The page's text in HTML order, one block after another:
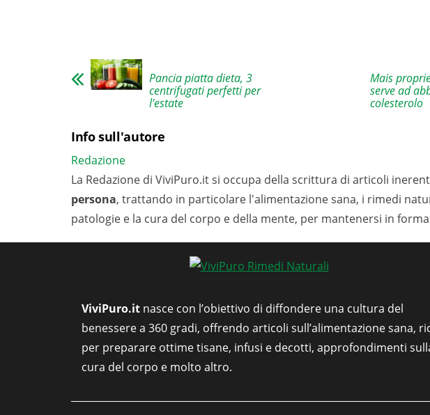
Pancia piatta dieta, 3
centrifugati perfetti per
l'estate
Mais
serve ad
colesterolo
Info sull'autore
Redazione
La Redazione di ViviPuro.it si occupa della scrittura di articoli
persona, trattando in particolare l'alimentazione sana, i rimedi
patologie e la cura del corpo e della mente, per mantenersi in
ViviPuro.it nasce con l’obiettivo di diffondere una cultura del
benessere a 360 gradi, offrendo articoli sull’alimentazione sana,
per preparare ottime tisane, infusi e decotti, approfondimenti
cura del corpo e molto altro.